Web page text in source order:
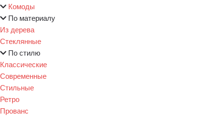
Комоды
По материалу
Из дерева
Стеклянные
По стилю
Классические
Современные
Стильные
Ретро
Прованс